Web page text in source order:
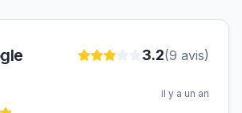
3.2(9 avis)
il y a un an